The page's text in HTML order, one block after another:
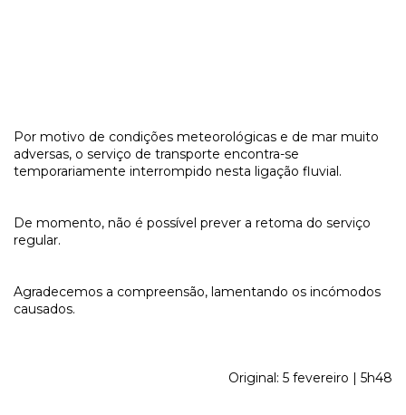
Por motivo de condições meteorológicas e de mar muito
adversas, o serviço de transporte encontra-se
temporariamente interrompido nesta ligação fluvial.
De momento, não é possível prever a retoma do serviço
regular.
Agradecemos a compreensão, lamentando os incómodos
causados.
Original: 5 fevereiro | 5h48